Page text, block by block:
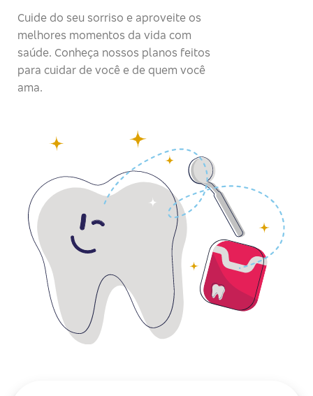
Cuide do seu sorriso e aproveite os
melhores momentos da vida com
saúde. Conheça nossos planos feitos
para cuidar de você e de quem você
ama.